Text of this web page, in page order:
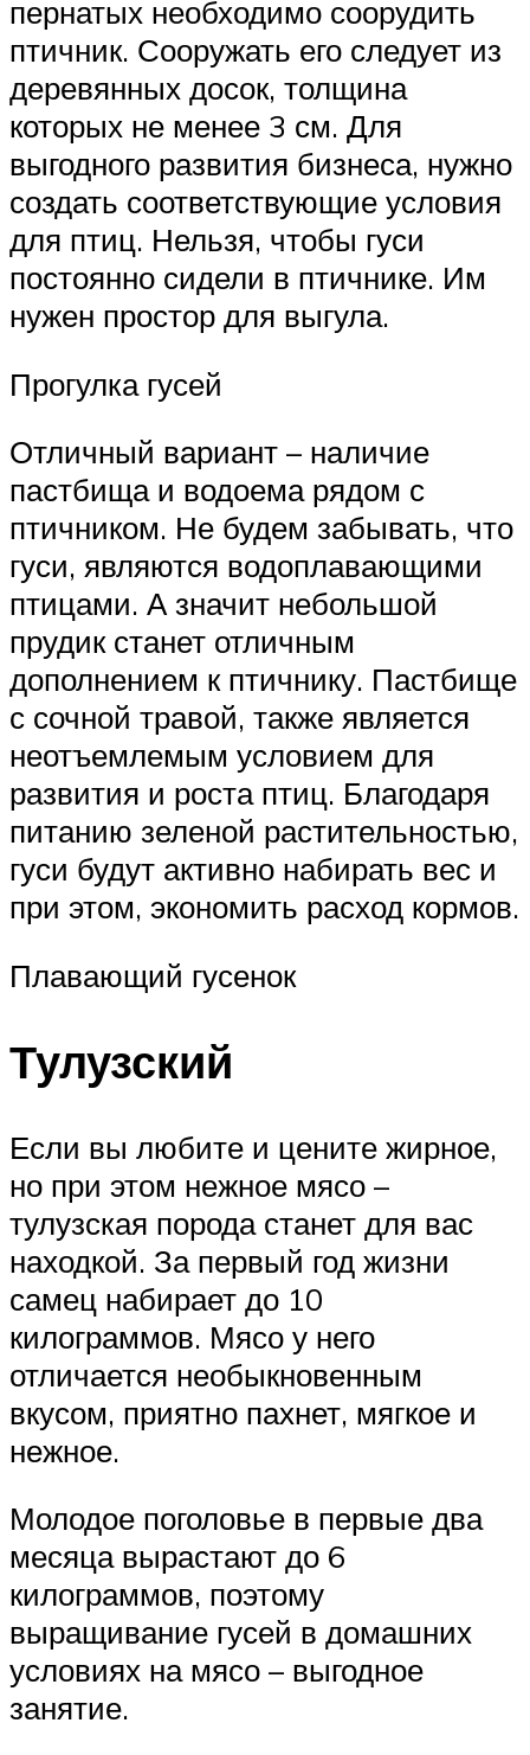
пернатых необходимо соорудить
птичник. Сооружать его следует из
деревянных досок, толщина
которых не менее 3 см. Для
выгодного развития бизнеса, нужно
создать соответствующие условия
для птиц. Нельзя, чтобы гуси
постоянно сидели в птичнике. Им
нужен простор для выгула.
Прогулка гусей
Отличный вариант – наличие
пастбища и водоема рядом с
птичником. Не будем забывать, что
гуси, являются водоплавающими
птицами. А значит небольшой
прудик станет отличным
дополнением к птичнику. Пастбище
с сочной травой, также является
неотъемлемым условием для
развития и роста птиц. Благодаря
питанию зеленой растительностью,
гуси будут активно набирать вес и
при этом, экономить расход кормов.
Плавающий гусенок
Тулузский
Если вы любите и цените жирное,
но при этом нежное мясо –
тулузская порода станет для вас
находкой. За первый год жизни
самец набирает до 10
килограммов. Мясо у него
отличается необыкновенным
вкусом, приятно пахнет, мягкое и
нежное.
Молодое поголовье в первые два
месяца вырастают до 6
килограммов, поэтому
выращивание гусей в домашних
условиях на мясо – выгодное
занятие.